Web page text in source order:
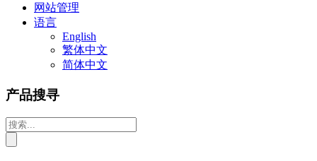
网站管理
语言
English
繁体中文
简体中文
产品搜寻